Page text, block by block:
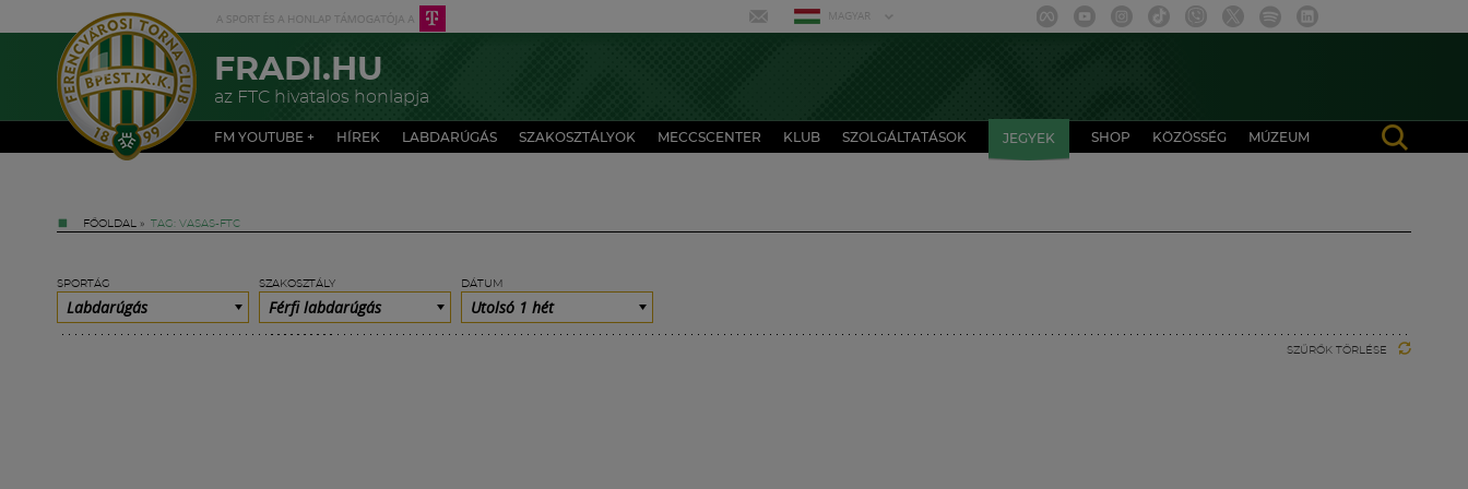
MAGYAR
FRADI.HU
az FTC hivatalos honlapja
FM YOUTUBE + HÍREK LABDARÚGÁS SZAKOSZTÁLYOK MECCSCENTER KLUB SZOLGÁLTATÁSOK JEGYEK SHOP KÖZÖSSÉG MÚZEUM
FŐOLDAL » TAG: VASAS-FTC
SPORTÁG
Labdarúgás
SZAKOSZTÁLY
Férfi labdarúgás
DÁTUM
Utolsó 1 hét
SZŰRŐK TÖRLÉSE